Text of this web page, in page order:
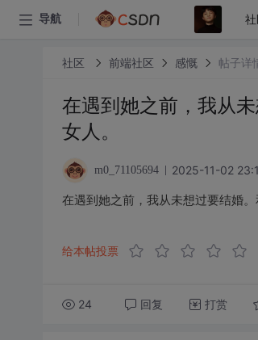
导航
社区 前端社区 感慨 帖子详
在遇到她之前，我从
女人。
m0_71105694 2025-11-02
在遇到她之前，我从未想过要结婚
给本帖投票
24 回复 打赏